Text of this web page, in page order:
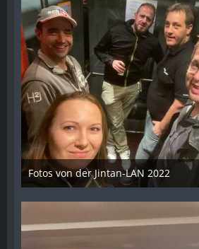
Fotos von der Jintan-LAN 2022
17. Oktober 2022